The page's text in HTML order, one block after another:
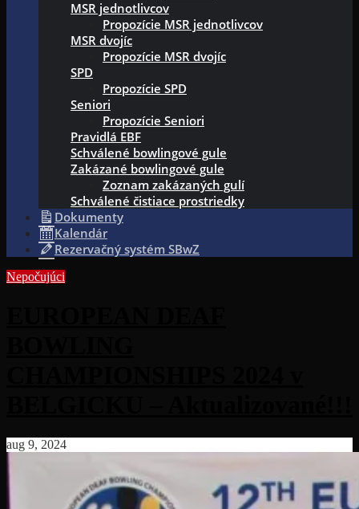
MSR jednotlivcov
Propozície MSR jednotlivcov
MSR dvojíc
Propozície MSR dvojíc
SPD
Propozície SPD
Seniori
Propozície Seniori
Pravidlá EBF
Schválené bowlingové gule
Zakázané bowlingové gule
Zoznam zakázaných gulí
Schválené čistiace prostriedky
Dokumenty
Kalendár
Rezervačný systém SBwZ
Nepočujúci
aug 9, 2024